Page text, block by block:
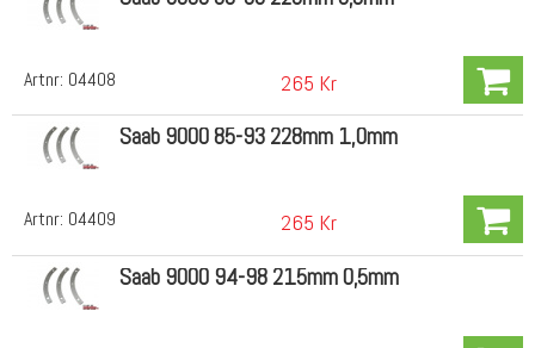
Artnr: 04408 265 Kr
Artnr: 04409
Saab 9000 85-93 228mm 1,0mm
265 Kr
Saab 9000 94-98 215mm 0,5mm